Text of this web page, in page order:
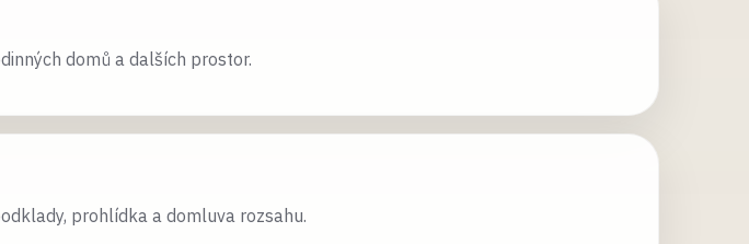
domů a dalších prostor.
prohlídka a domluva rozsahu.